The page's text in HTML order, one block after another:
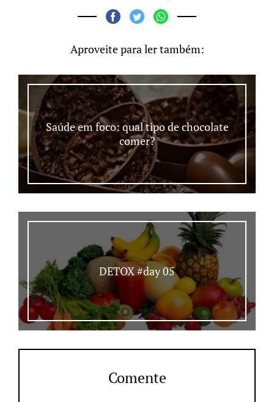
Aproveite para ler também:
Saúde em foco: qual tipo de chocolate
comer?
DETOX #day 05
Comente